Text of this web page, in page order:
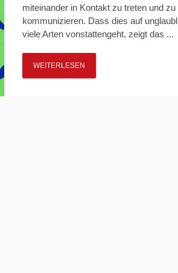
miteinander in Kontakt zu treten und zu
kommunizieren. Dass dies auf
viele Arten vonstattengeht, zeigt das ...
WEITERLESEN